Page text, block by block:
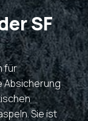
SF
für
Absicherung
Sie ist